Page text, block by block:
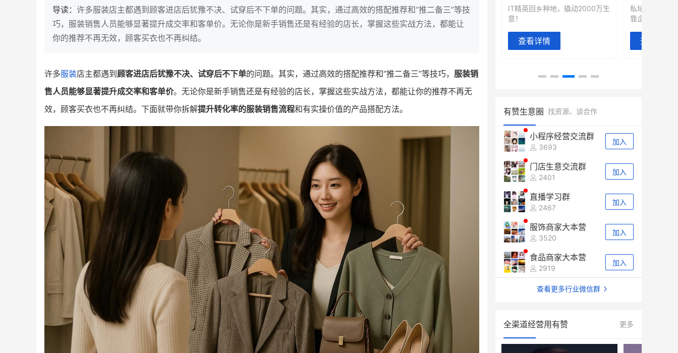
导读： 许多服装店主都遇到顾客进店后犹豫不决、试穿后不下单的问题。其实，通过高效的搭配推荐和“推二备三”等技
巧，服装销售人员能够显著提升成交率和客单价。无论你是新手销售还是有经验的店长，掌握这些实战方法，都能让
你的推荐不再无效，顾客买衣也不再纠结。
许多服装店主都遇到 顾客进店后犹豫不决、试穿后不下单的问题。其实，通过高效的搭配推荐和“推二备三”等技巧， 服装销
售人员能够显著提升成交率和客单价。无论你是新手销售还是有经验的店长，掌握这些实战方法，都能让你的推荐不再无
效，顾客买衣也不再纠结。下面就带你拆解提升转化率的服装销售流程和有实操价值的产品搭配方法。
三只松鼠旗下的网红婴儿辅食品
牌，22天便拿下类目第一
查看详情
有货源没流量？母婴馆如何破局
他只用7年做到平台销冠，转战私
域如何破局？
这家女装连锁如何借有赞破局新
零售？
IT精英回乡种地，撬动2000万生
意！
私域样本打法！新希望白帝乳业
靠企业微信实现销售额翻 8 倍！
查看详情
三只松鼠旗下
牌，22天便拿
查看详情
有赞生意圈 找资源、谈合作
小程序经营交流群
3693
加入
门店生意交流群
2401
加入
直播学习群
2467
加入
服饰商家大本营
3520
加入
食品商家大本营
2919
加入
查看更多行业微信群
全渠道经营用有赞 更多